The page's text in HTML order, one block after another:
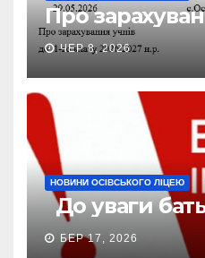
Про
ЧЕР 8, 2026
НОВИНИ ОСІВСЬКОГО ЛІЦЕЮ
До уваги
БЕР 17, 2026